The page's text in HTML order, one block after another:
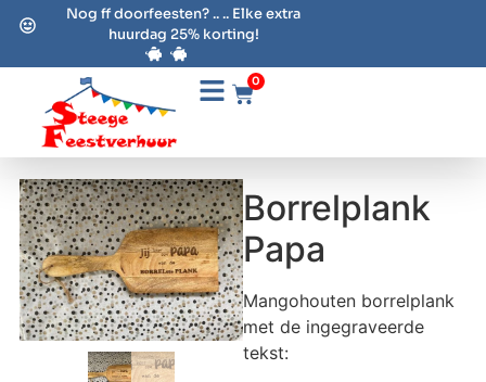
Nog ff doorfeesten? .. .. Elke extra
huurdag 25% korting!
0
Borrelplank
Papa
Mangohouten borrelplank
met de ingegraveerde
tekst: